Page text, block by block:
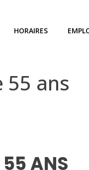
HORAIRES
55 ans
55 ANS